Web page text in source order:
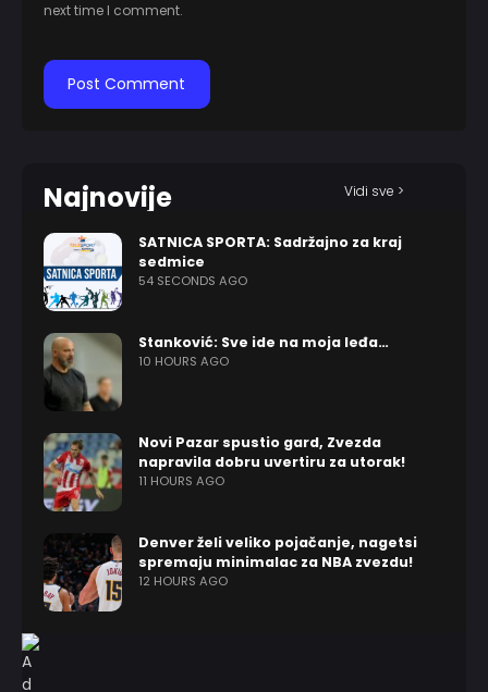
next time I comment.
Najnovije Vidi sve >
SATNICA SPORTA: Sadržajno za kraj
sedmice
54 SECONDS AGO
Stanković: Sve ide na moja leđa…
10 HOURS AGO
Novi Pazar spustio gard, Zvezda
napravila dobru uvertiru za utorak!
11 HOURS AGO
Denver želi veliko pojačanje, nagetsi
spremaju minimalac za NBA zvezdu!
12 HOURS AGO